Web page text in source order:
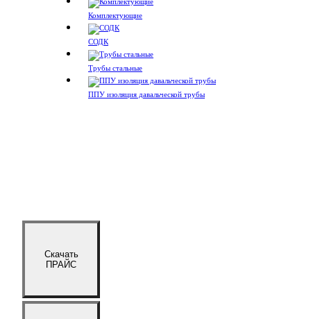
Комплектующие
СОДК
Трубы стальные
ППУ изоляция давальческой трубы
Скачать
ПРАЙС